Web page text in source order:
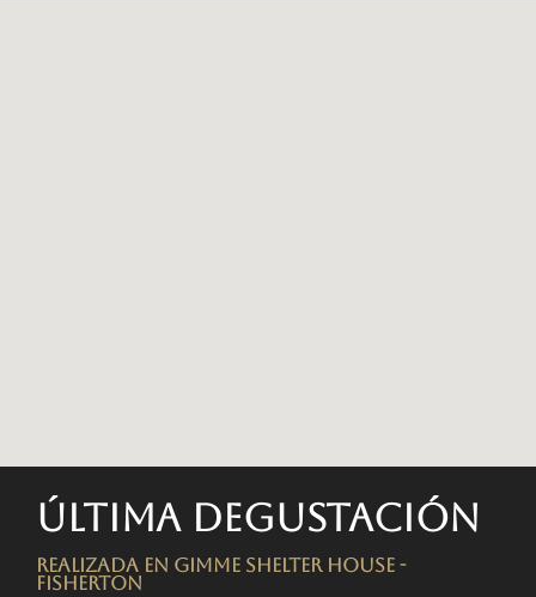
Última degustación
Realizada en Gimme Shelter House -
FISHERTON